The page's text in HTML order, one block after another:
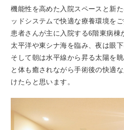
機能性を高めた入院スペースと新
ッドシステムで快適な療養環境を
患者さんが主に入院する6階東病棟
太平洋や東シナ海を臨み、夜は眼
そして朝は水平線から昇る太陽を
と体も癒されながら手術後の快適
けたらと思います。